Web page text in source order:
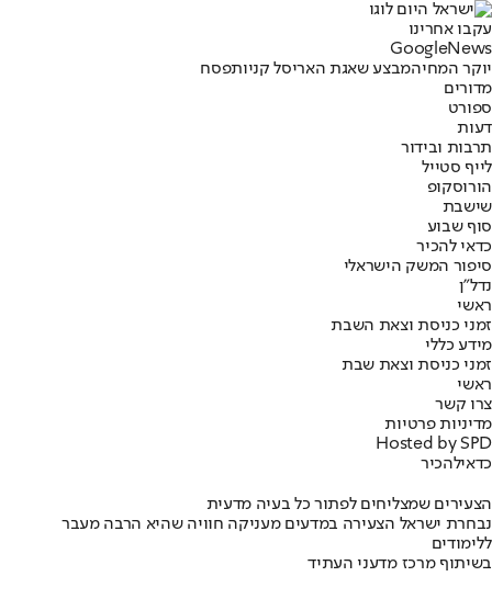
עקבו אחרינו
Googl eNews
יוקר המחיהמבצע שאגת האריסל קניותפסח
מדורים
ספורט
דעות
תרבות ובידור
לייף סטייל
הורוסקופ
שישבת
סוף שבוע
כדאי להכיר
סיפור המשק הישראלי
נדל"ן
ראשי
זמני כניסת וצאת השבת
מידע כללי
זמני כניסת וצאת שבת
ראשי
צרו קשר
מדיניות פרטיות
Hosted by SPD
כדאילהכיר
הצעירים שמצליחים לפתור כל בעיה מדעית
נבחרת ישראל הצעירה במדעים מעניקה חוויה שהיא הרבה מעבר
ללימודים
בשיתוף מרכז מדעני העתיד